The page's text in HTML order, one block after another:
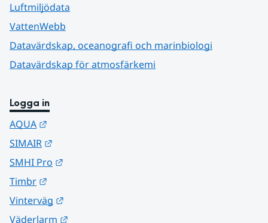
Luftmiljödata
VattenWebb
Datavärdskap, oceanografi och marinbiologi
Datavärdskap för atmosfärkemi
Logga in
AQUA
SIMAIR
SMHI Pro
Timbr
Vinterväg
Väderlarm